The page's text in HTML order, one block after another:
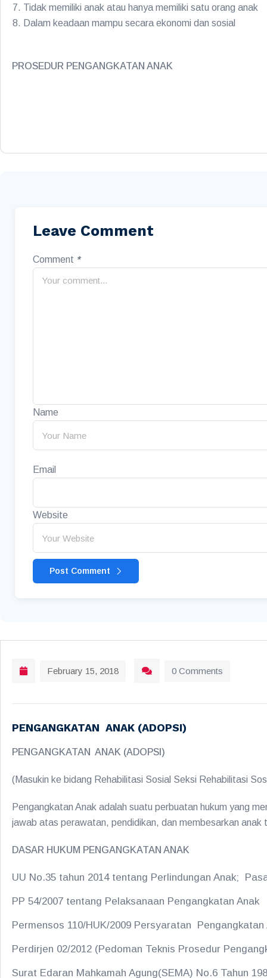
Tidak memiliki anak atau hanya memiliki satu orang anak
Dalam keadaan mampu secara ekonomi dan sosial
PROSEDUR PENGANGKATAN ANAK
Leave Comment
Comment *
Name
Email
Website
Post Comment
February 15, 2018 0 Comments
PENGANGKATAN ANAK (ADOPSI)
PENGANGKATAN ANAK (ADOPSI)
(Masukin ke bidang Rehabilitasi Sosial Seksi Rehabilitasi
Pengangkatan Anak adalah suatu perbuatan hukum yang
jawab atas perawatan, pendidikan, dan membesarkan
DASAR HUKUM PENGANGKATAN ANAK
UU No.35 tahun 2014 tentang Perlindungan Anak;
PP 54/2007 tentang Pelaksanaan Pengangkatan Anak
Permensos 110/HUK/2009 Persyaratan Pengangkatan
Perdirjen 02/2012 (Pedoman Teknis Prosedur
Surat Edaran Mahkamah Agung(SEMA) No.6 Tahun